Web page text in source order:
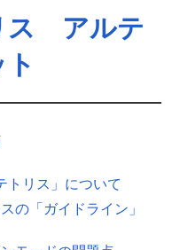
ス アルテ
トリス」について
の「ガイドライン」